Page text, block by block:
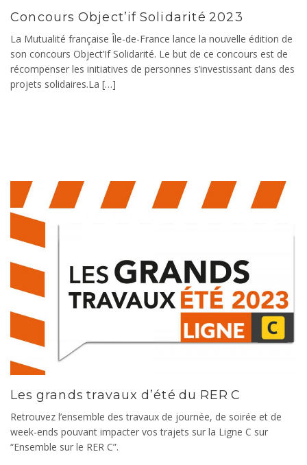
Concours Object’if Solidarité 2023
La Mutualité française Île-de-France lance la nouvelle édition de
son concours Object’If Solidarité. Le but de ce concours est de
récompenser les initiatives de personnes s’investissant dans des
projets solidaires.La […]
Les grands travaux d’été du RER C
Retrouvez l’ensemble des travaux de journée, de soirée et de
week-ends pouvant impacter vos trajets sur la Ligne C sur
“Ensemble sur le RER C”.